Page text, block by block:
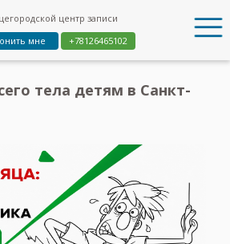
центр записи
мне
+78126465102
тела детям в Санкт-